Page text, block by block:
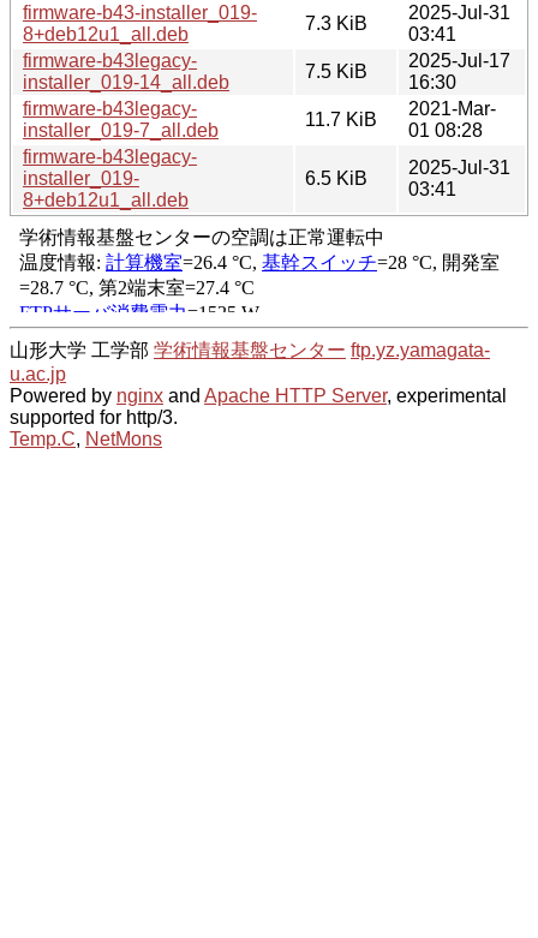
firmware-b43-installer_019-
8+deb12u1_all.deb
7.3 KiB
2025-Jul-31
03:41
firmware-b43legacy-
installer_019-14_all.deb
7.5 KiB
2025-Jul-17
16:30
firmware-b43legacy-
installer_019-7_all.deb
11.7 KiB
2021-Mar-
01 08:28
firmware-b43legacy-
installer_019-
8+deb12u1_all.deb
6.5 KiB
2025-Jul-31
03:41
山形大学 工学部 学術情報基盤センター ftp.yz.yamagata-
u.ac.jp
Powered by nginx and Apache HTTP Server, experimental
supported for http/3.
Temp.C, NetMons